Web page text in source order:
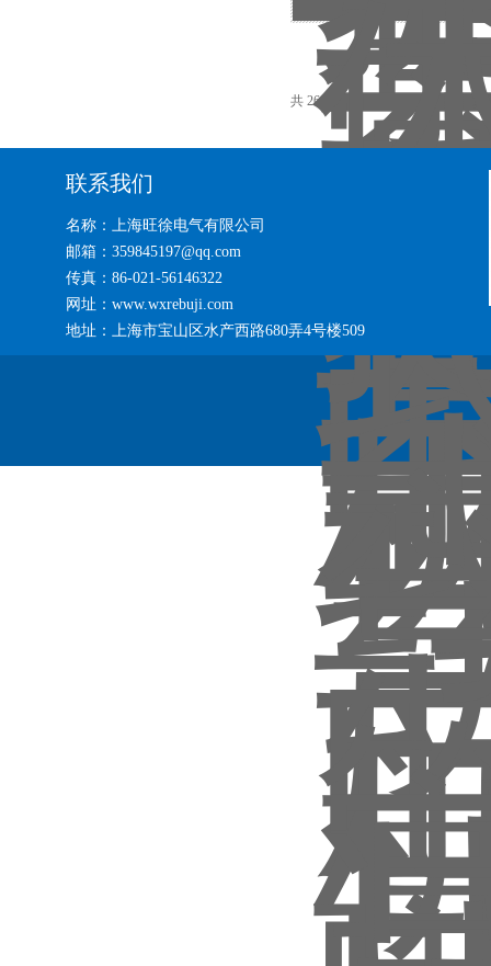
共 260 条记录，当前 1 / 18 页 首
联系我们
名称：上海旺徐电气有限公司
邮箱：359845197@qq.com
传真：86-021-56146322
网址：www.wxrebuji.com
地址：上海市宝山区水产西路680弄4号楼509